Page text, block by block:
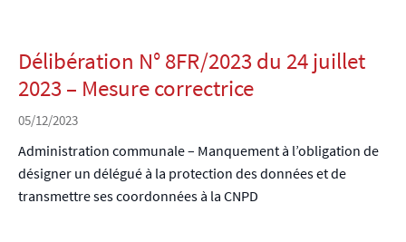
Délibération N° 8FR/2023 du 24 juillet
2023 – Mesure correctrice
05/12/2023
Administration communale – Manquement à l’obligation de
désigner un délégué à la protection des données et de
transmettre ses coordonnées à la CNPD